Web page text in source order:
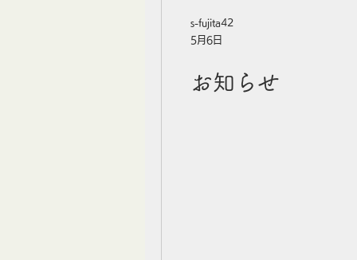
お知らせ
s-fujita42
5月6日